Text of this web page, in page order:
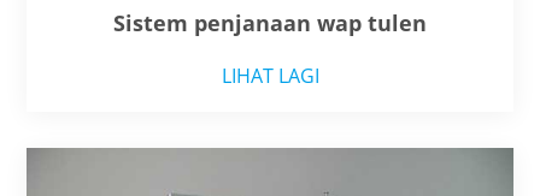
Sistem penjanaan wap tulen
LIHAT LAGI